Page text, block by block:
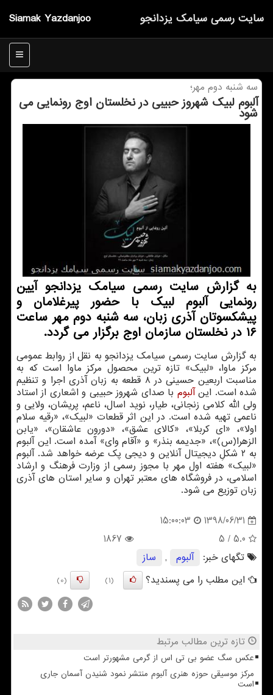
Siamak Yazdanjoo سایت رسمی سیامك یزدانجو
منو
سه شنبه دوم مهر؛
آلبوم لبیك شهروز حبیبی در نخلستان اوج رونمایی می
شود
به گزارش سایت رسمی سیامك یزدانجو آیین
رونمایی آلبوم لبیك با حضور پیرغلامان و
پیشكسوتان آذری زبان، سه شنبه دوم مهر ساعت
۱۶ در نخلستان سازمان اوج برگزار می گردد.
به گزارش سایت رسمی سیامك یزدانجو به نقل از روابط عمومی
مركز ماوا، «لبیك» تازه ترین محصول مركز ماوا است كه به
مناسبت اربعین حسینی در ۸ قطعه به زبان آذری اجرا و تنظیم
شده است. اینآلبوم با صدای شهروز حبیبی و اشعاری از استاد
ولی الله كلامی زنجانی، طیار، نوید اسال، ناعم، پریشان، ولایی و
ناعمی تهیه شده است. در این اثر قطعات «لبیك»، «رقیه سلام
اولا»، «ای كربلا»، «كالای عشق»، «دورون عاشقان»، «یابن
الزهرا(س)»، «جدیمه بنذر» و «آقام وای» آمده است. این آلبوم
به ۲ شكلِ دیجیتال آنلاین و دیجی پك عرضه خواهد شد. آلبوم
«لبیك» هفته اول مهر با مجوز رسمی از وزارت فرهنگ و ارشاد
اسلامی، در فروشگاه های معتبر تهران و سایر استان های آذری
زبان توزیع می شود.
1398/06/31
15:00:03
5.0
/ 5
1867
تگهای خبر:
آلبوم ,
ساز
این مطلب را می پسندید؟
(1)
(0)
تازه ترین مطالب مرتبط
عکس سگ عضو بی تی اس از گرمی مشهورتر است
مرکز موسیقی حوزه هنری آلبوم منتشر نمود شنیدن آسمان جاری
است